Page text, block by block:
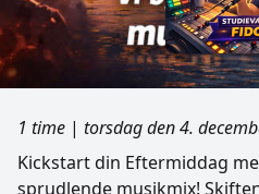
1 time | torsdag den 4.
Kickstart din Eftermiddag
sprudlende musikmix!